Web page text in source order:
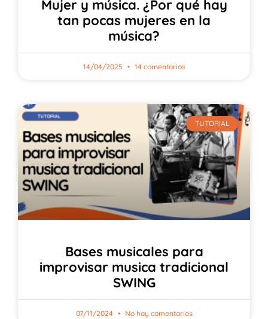
Mujer y música. ¿Por qué hay
tan pocas mujeres en la
música?
14/04/2025 14 comentarios
TUTORIAL
Bases musicales para
improvisar musica tradicional
SWING
07/11/2024 No hay comentarios